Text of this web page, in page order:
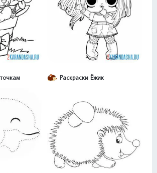
Раскраски Ёжик